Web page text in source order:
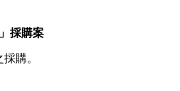
採購案
購。